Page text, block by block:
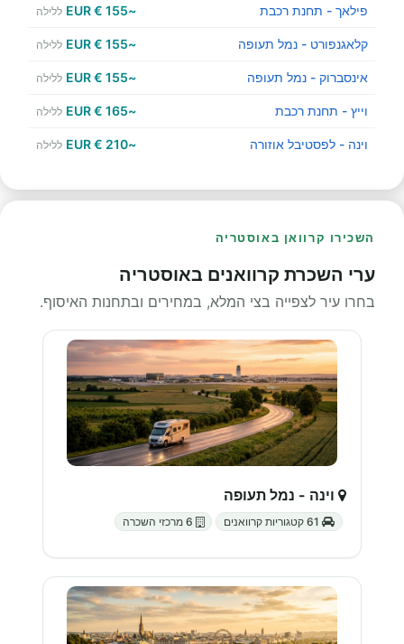
פילאך - תחנת רכבת ~155 € EUR ללילה
קלאגנפורט - נמל תעופה ~155 € EUR ללילה
אינסברוק - נמל תעופה ~155 € EUR ללילה
וייץ - תחנת רכבת ~165 € EUR ללילה
וינה - לפסטיבל אוזורה ~210 € EUR ללילה
השכירו קרוואן באוסטריה
ערי השכרת קרוואנים באוסטריה
בחרו עיר לצפייה בצי המלא, במחירים ובתחנות האיסוף.
וינה - נמל תעופה